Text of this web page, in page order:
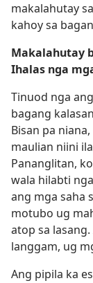
makalahutay
kahoy sa
Makalahutay
Ihalas nga
Tinuod nga
bagang
Bisan pa
maulian niini
Pananglitan,
wala hilabti
ang mga saha
motubo ug
atop sa
langgam, ug
Ang pipila ka